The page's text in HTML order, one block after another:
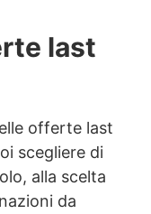
last
offerte last
scegliere di
alla scelta
da